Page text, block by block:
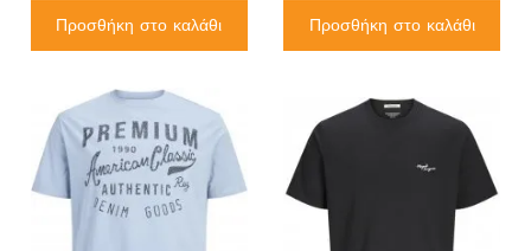
Προσθήκη στο καλάθι Προσθήκη στο καλάθι